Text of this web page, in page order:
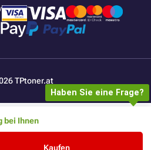
bei Ihnen
Kaufen
TPtoner.at
Haben Sie eine Frage?